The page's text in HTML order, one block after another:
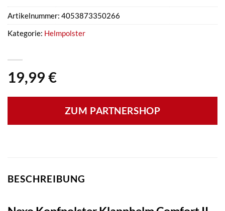
19,99 €
ZUM PARTNERSHOP
Artikelnummer: 4053873350266
Kategorie: Helmpolster
BESCHREIBUNG